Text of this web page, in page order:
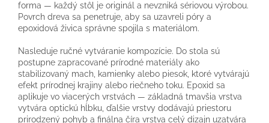
forma — každý stôl je originál a nevzniká sériovou výrobou.
Povrch dreva sa penetruje, aby sa uzavreli póry a
epoxidová živica správne spojila s materiálom.
Nasleduje ručné vytváranie kompozície. Do stola sú
postupne zapracované prírodné materiály ako
stabilizovaný mach, kamienky alebo piesok, ktoré vytvárajú
efekt prírodnej krajiny alebo riečneho toku. Epoxid sa
aplikuje vo viacerých vrstvách — základná tmavšia vrstva
vytvára optickú hĺbku, ďalšie vrstvy dodávajú priestoru
prirodzený pohyb a finálna číra vrstva celý dizajn uzatvára